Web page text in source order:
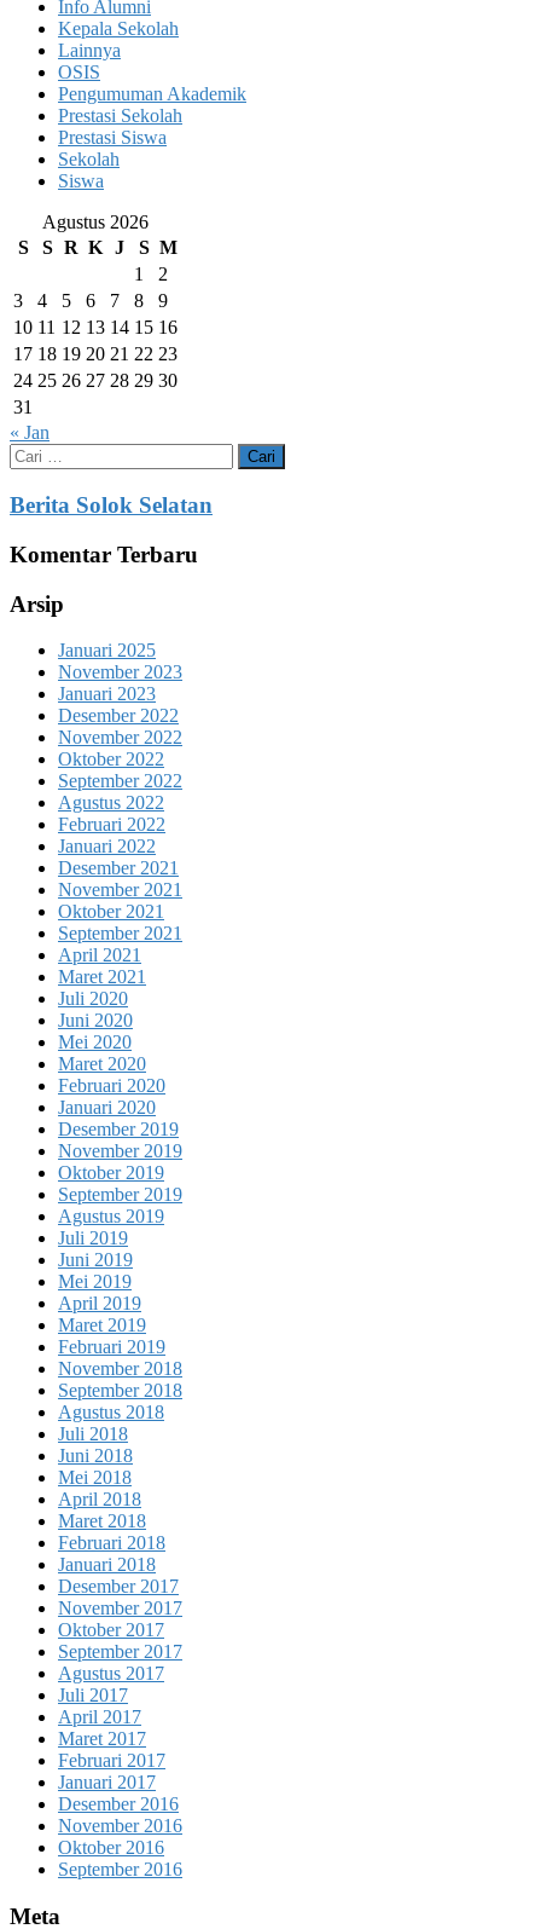
Info Alumni
Kepala Sekolah
Lainnya
OSIS
Pengumuman Akademik
Prestasi Sekolah
Prestasi Siswa
Sekolah
Siswa
Agustus 2026
S
S R K J S M
1
2
3
4 5 6 7 8
9
10 11 12 13 14 15 16
17 18 19 20 21 22 23
24 25 26 27 28 29 30
31
« Jan
Cari
untuk:
Berita Solok Selatan
Komentar Terbaru
Arsip
Januari 2025
November 2023
Januari 2023
Desember 2022
November 2022
Oktober 2022
September 2022
Agustus 2022
Februari 2022
Januari 2022
Desember 2021
November 2021
Oktober 2021
September 2021
April 2021
Maret 2021
Juli 2020
Juni 2020
Mei 2020
Maret 2020
Februari 2020
Januari 2020
Desember 2019
November 2019
Oktober 2019
September 2019
Agustus 2019
Juli 2019
Juni 2019
Mei 2019
April 2019
Maret 2019
Februari 2019
November 2018
September 2018
Agustus 2018
Juli 2018
Juni 2018
Mei 2018
April 2018
Maret 2018
Februari 2018
Januari 2018
Desember 2017
November 2017
Oktober 2017
September 2017
Agustus 2017
Juli 2017
April 2017
Maret 2017
Februari 2017
Januari 2017
Desember 2016
November 2016
Oktober 2016
September 2016
Meta